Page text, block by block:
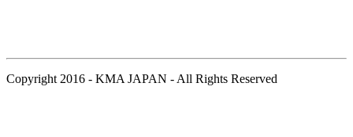
Copyright 2016 - KMA JAPAN - All Rights Reserved